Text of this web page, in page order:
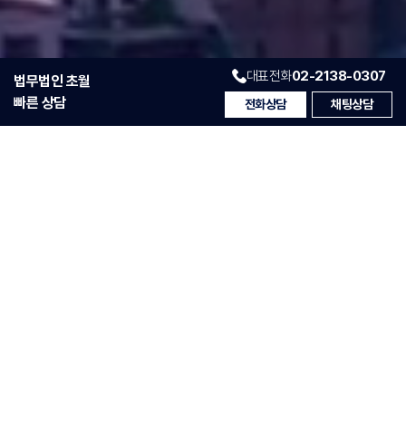
법무법인 초월
빠른 상담
대표전화02-2138-0307
전화상담 채팅상담